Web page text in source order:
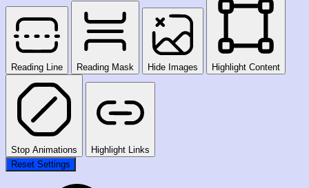
Reading Line Reading Mask Hide Images Highlight Content
Stop Animations
Highlight Links
Reset Settings